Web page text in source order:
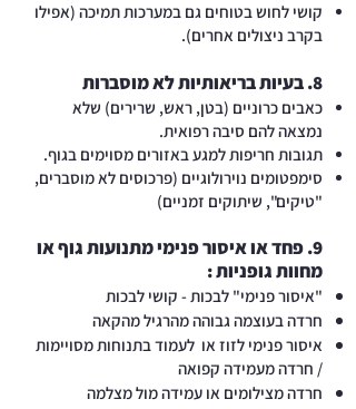
קושי לחוש בטוחים גם במערכות תמיכה (אפילו
בקרב ניצולים אחרים).
8. בעיות בריאותיות לא מוסברות
כאבים כרוניים (בטן, ראש, שרירים) שלא
נמצאה להם סיבה רפואית.
תגובות חריפות למגע באזורים מסוימים בגוף.
סימפטומים נוירולוגיים (פרכוסים לא מוסברים,
"טיקים", שיתוקים זמניים)
9. פחד או איסור פנימי מתנועות גוף או
מחוות גופניות :
"איסור פנימי" לבכות - קושי לבכות
חרדה בעוצמה גבוהה מהרגיל מהקאה
איסור פנימי לזוז או לעמוד בתנוחות מסויימות
/ חרדה מעמידה קפואה
חרדה מצילומים או עמידה מול מצלמה